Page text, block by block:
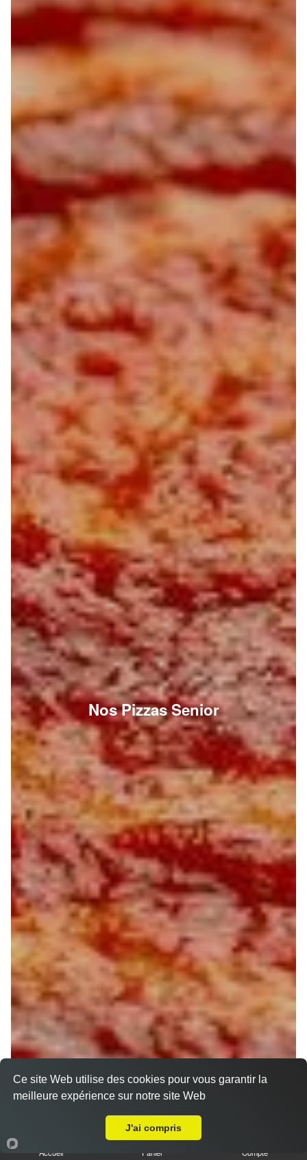
Nos Pizzas Senior
Accueil Panier Compte
Ce site Web utilise des cookies pour vous garantir la
meilleure expérience sur notre site Web
J'ai compris